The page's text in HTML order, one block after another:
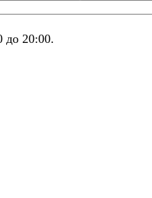
до 20:00.